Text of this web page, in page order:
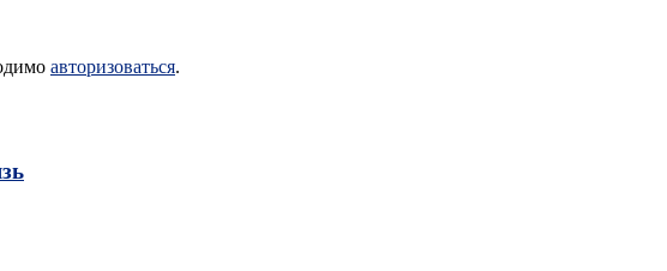
авторизоваться.